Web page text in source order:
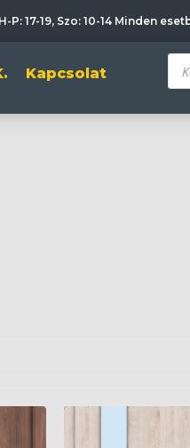
17-19, Szo: 10-14 Minden
Kapcsolat